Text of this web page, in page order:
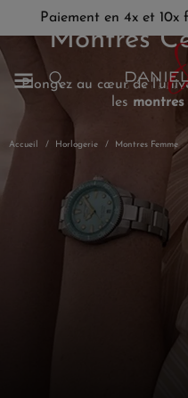
Paiement en 4x et
Accueil Horlogerie Montres Femme
Montres
Plongez au cœur de
les montres